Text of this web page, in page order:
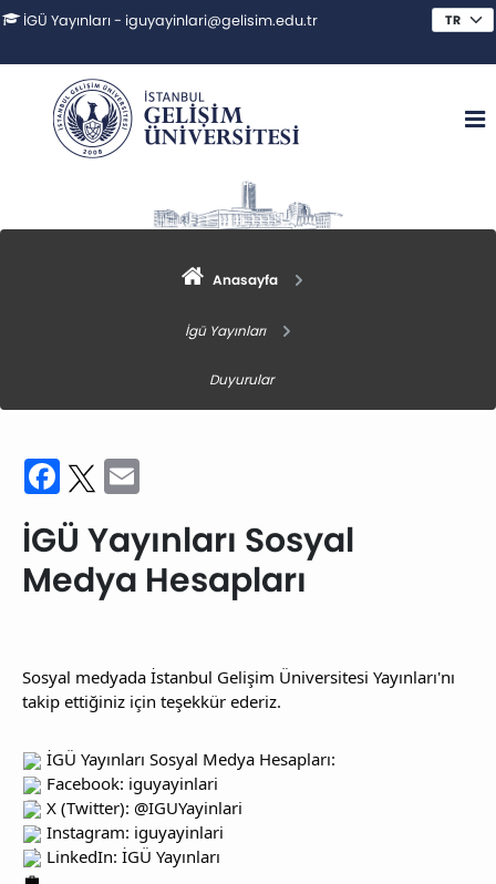
İGÜ Yayınları - iguyayinlari@gelisim.edu.tr
Anasayfa
İgü Yayınları
Duyurular
Facebook
Twitter
İGÜ Yayınları Sosyal
Medya Hesapları
Sosyal medyada İstanbul Gelişim Üniversitesi Yayınları'nı
takip ettiğiniz için teşekkür ederiz.
İGÜ Yayınları Sosyal Medya Hesapları:
Facebook: iguyayinlari
X (Twitter): @IGUYayinlari
Instagram: iguyayinlari
LinkedIn: İGÜ Yayınları